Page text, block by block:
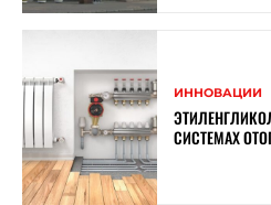
ИННОВАЦИИ
СИСТЕМАХ